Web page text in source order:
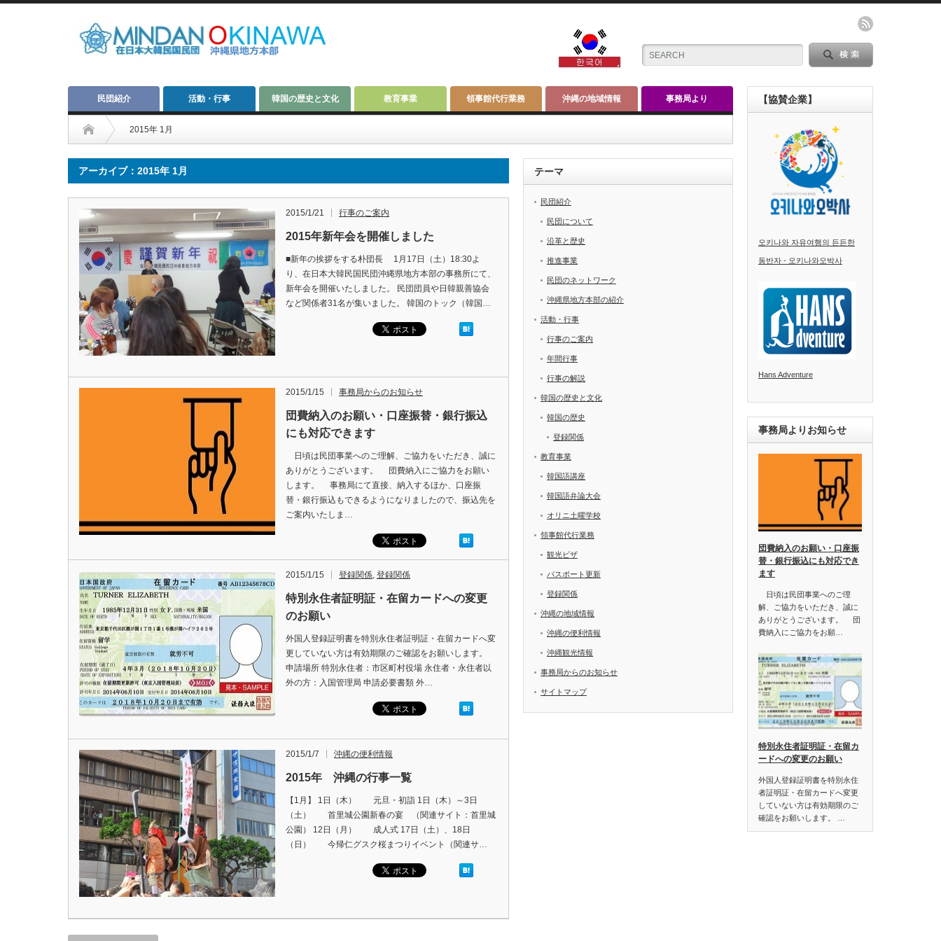
民団紹介 活動・行事 韓国の歴史と文化 教育事業 領事館代行業務 沖縄の地域情報 事務局より
2015年 1月
アーカイブ：2015年 1月
2015/1/21 行事のご案内
2015年新年会を開催しました
■新年の挨拶をする朴団長 1月17日（土）18:30よ
り、在日本大韓民国民団沖縄県地方本部の事務所にて、
新年会を開催いたしました。 民団団員や日韓親善協会
など関係者31名が集いました。 韓国のトック（韓国…
2015/1/15 事務局からのお知らせ
団費納入のお願い・口座振替・銀行振込
にも対応できます
日頃は民団事業へのご理解、ご協力をいただき、誠に
ありがとうございます。 団費納入にご協力をお願い
します。 事務局にて直接、納入するほか、口座振
替・銀行振込もできるようになりましたので、振込先を
ご案内いたしま…
2015/1/15 登録関係, 登録関係
特別永住者証明証・在留カードへの変更
のお願い
外国人登録証明書を特別永住者証明証・在留カードへ変
更していない方は有効期限のご確認をお願いします。
申請場所 特別永住者：市区町村役場 永住者・永住者以
外の方：入国管理局 申請必要書類 外…
2015/1/7 沖縄の便利情報
2015年 沖縄の行事一覧
【1月】 1日（木） 元旦・初詣 1日（木）～3日
（土） 首里城公園新春の宴 （関連サイト：首里城
公園） 12日（月） 成人式 17日（土）、18日
（日） 今帰仁グスク桜まつりイベント（関連サ…
テーマ
民団紹介
民団について
沿革と歴史
推進事業
民団のネットワーク
沖縄県地方本部の紹介
活動・行事
行事のご案内
年間行事
行事の解説
韓国の歴史と文化
韓国の歴史
登録関係
教育事業
韓国語講座
韓国語弁論大会
オリニ土曜学校
領事館代行業務
観光ビザ
パスポート更新
登録関係
沖縄の地域情報
沖縄の便利情報
沖縄観光情報
事務局からのお知らせ
サイトマップ
【協賛企業】
오키나와 자유여행의 든든한
동반자 - 오키나와오박사
Hans Adventure
事務局よりお知らせ
団費納入のお願い・口座振
替・銀行振込にも対応でき
ます
日頃は民団事業へのご理
解、ご協力をいただき、誠に
ありがとうございます。 団
費納入にご協力をお願…
特別永住者証明証・在留カ
ードへの変更のお願い
外国人登録証明書を特別永住
者証明証・在留カードへ変更
していない方は有効期限のご
確認をお願いします。 …